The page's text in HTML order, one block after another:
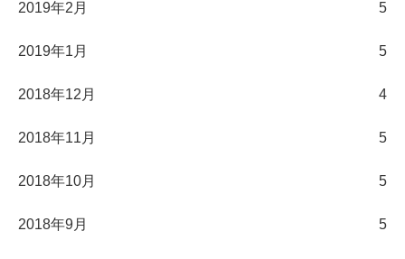
2019年2月 5
2019年1月 5
2018年12月 4
2018年11月 5
2018年10月 5
2018年9月 5